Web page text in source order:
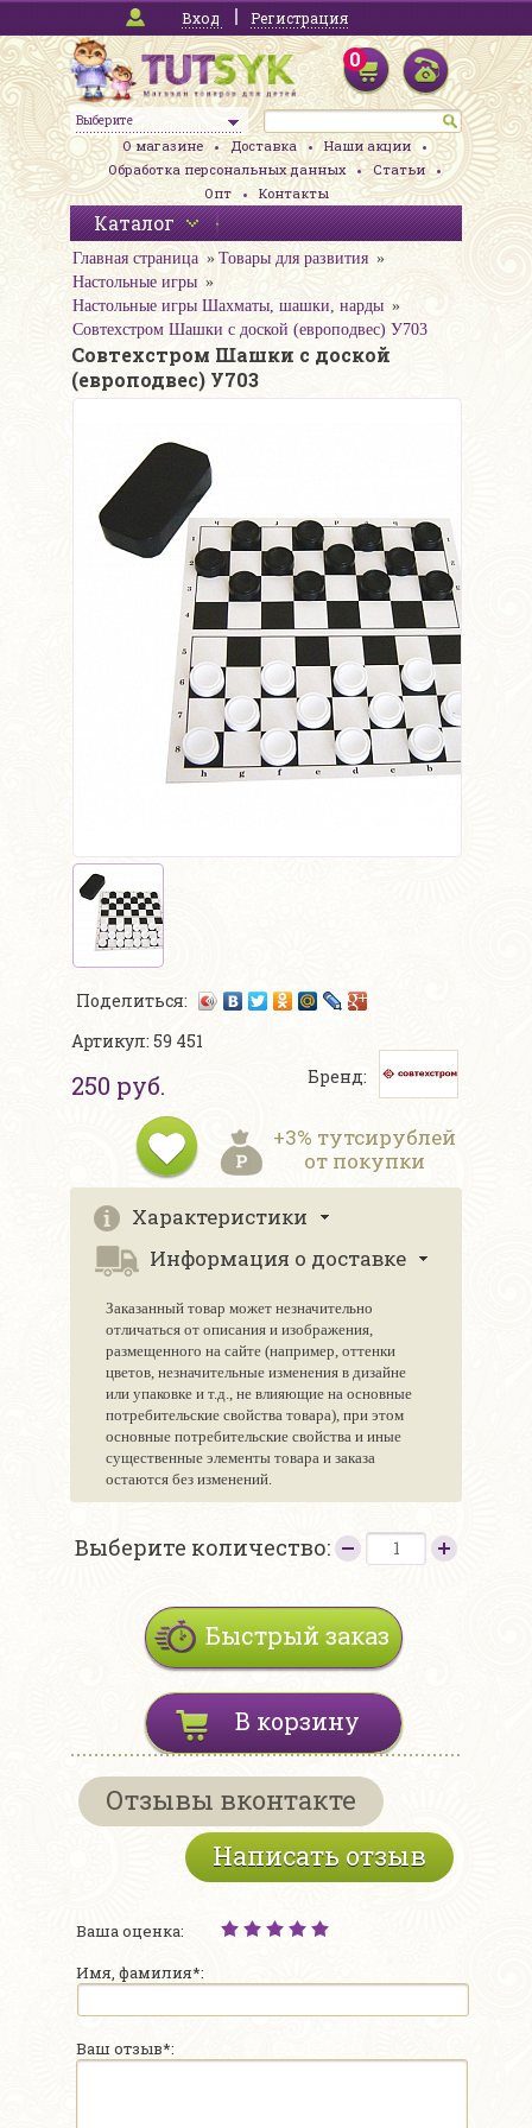
Вход Регистрация
Выберите
0
О магазине Доставка
Наши акции
Обработка персональных данных
Статьи
Опт
Контакты
Каталог
Главная страница
Товары для развития
Настольные игры
Настольные игры Шахматы, шашки, нарды
Совтехстром Шашки с доской (европодвес) У703
Совтехстром Шашки с доской
(европодвес) У703
Поделиться:
Артикул: 59 451
250 руб. Бренд:
+3% тутсирублей
от покупки
Характеристики
Информация о доставке
Заказанный товар может незначительно
отличаться от описания и изображения,
размещенного на сайте (например, оттенки
цветов, незначительные изменения в дизайне
или упаковке и т.д., не влияющие на основные
потребительские свойства товара), при этом
основные потребительские свойства и иные
существенные элементы товара и заказа
остаются без изменений.
Выберите количество:
Быстрый заказ
В корзину
Отзывы вконтакте
Написать отзыв
Ваша оценка:
Имя, фамилия*:
Ваш отзыв*: